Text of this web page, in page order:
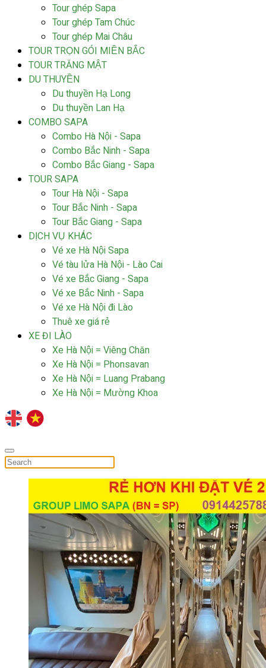
Tour ghép Sapa
Tour ghép Tam Chúc
Tour ghép Mai Châu
TOUR TRỌN GÓI MIỀN BẮC
TOUR TRĂNG MẬT
DU THUYỀN
Du thuyền Hạ Long
Du thuyền Lan Hạ
COMBO SAPA
Combo Hà Nội - Sapa
Combo Bắc Ninh - Sapa
Combo Bắc Giang - Sapa
TOUR SAPA
Tour Hà Nội - Sapa
Tour Bắc Ninh - Sapa
Tour Bắc Giang - Sapa
DỊCH VỤ KHÁC
Vé xe Hà Nội Sapa
Vé tàu lửa Hà Nội - Lào Cai
Vé xe Bắc Giang - Sapa
Vé xe Bắc Ninh - Sapa
Vé xe Hà Nội đi Lào
Thuê xe giá rẻ
XE ĐI LÀO
Xe Hà Nội = Viêng Chăn
Xe Hà Nội = Phonsavan
Xe Hà Nội = Luang Prabang
Xe Hà Nội = Mường Khoa